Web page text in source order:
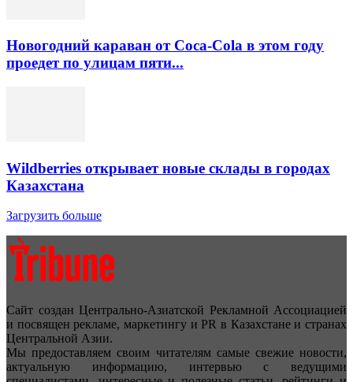
Новогодний караван от Coca-Cola в этом году
проедет по улицам пяти...
Wildberries открывает новые склады в городах
Казахстана
Загрузить больше
Сайт создан Центрально-Азиатской Рекламной Ассоциацией
и посвящен рекламе, маркетингу и PR в Казахстане и странах
Центральной Азии.
Мы предоставляем своим читателям самые свежие новости,
актуальную информацию, интервью с ведущими